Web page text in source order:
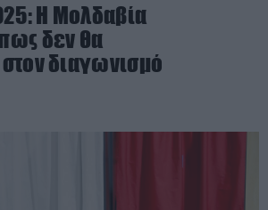
Η Μολδαβία
δεν θα
διαγωνισμό